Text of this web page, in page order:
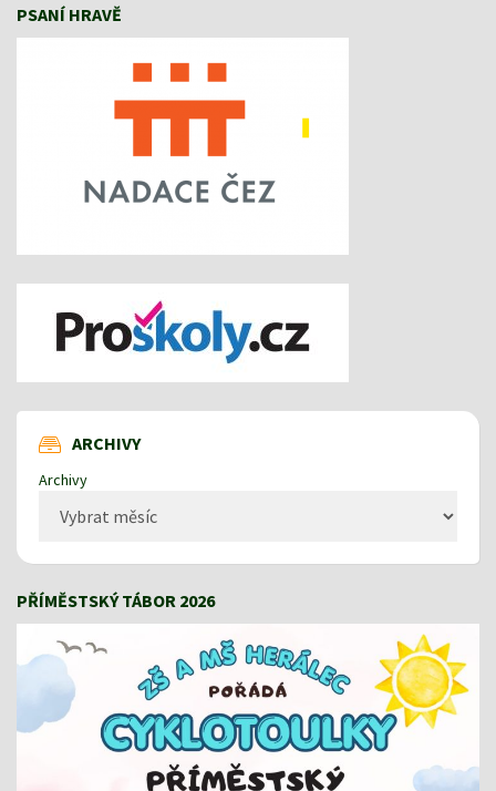
PSANÍ HRAVĚ
ARCHIVY
Archivy
PŘÍMĚSTSKÝ TÁBOR 2026